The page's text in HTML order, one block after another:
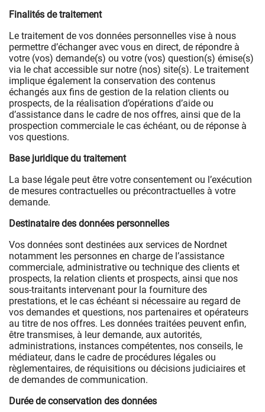
Finalités de traitement
Le traitement de vos données personnelles vise à nous
permettre d’échanger avec vous en direct, de répondre à
votre (vos) demande(s) ou votre (vos) question(s) émise(s)
via le chat accessible sur notre (nos) site(s). Le traitement
implique également la conservation des contenus
échangés aux fins de gestion de la relation clients ou
prospects, de la réalisation d’opérations d’aide ou
d’assistance dans le cadre de nos offres, ainsi que de la
prospection commerciale le cas échéant, ou de réponse à
vos questions.
Base juridique du traitement
La base légale peut être votre consentement ou l’exécution
de mesures contractuelles ou précontractuelles à votre
demande.
Destinataire des données personnelles
Vos données sont destinées aux services de Nordnet
notamment les personnes en charge de l’assistance
commerciale, administrative ou technique des clients et
prospects, la relation clients et prospects, ainsi que nos
sous-traitants intervenant pour la fourniture des
prestations, et le cas échéant si nécessaire au regard de
vos demandes et questions, nos partenaires et opérateurs
au titre de nos offres. Les données traitées peuvent enfin,
être transmises, à leur demande, aux autorités,
administrations, instances compétentes, nos conseils, le
médiateur, dans le cadre de procédures légales ou
règlementaires, de réquisitions ou décisions judiciaires et
de demandes de communication.
Durée de conservation des données